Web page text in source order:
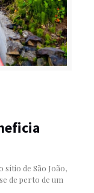
sítio de São João,
de perto de um